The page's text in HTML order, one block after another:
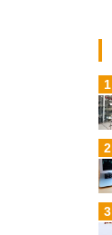
1
2
3